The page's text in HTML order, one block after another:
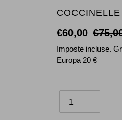
VENDITORE
COCCINELLE
Prezzo
scontato
€60,00
di
listino
Imposte incluse.
Europa 20 €